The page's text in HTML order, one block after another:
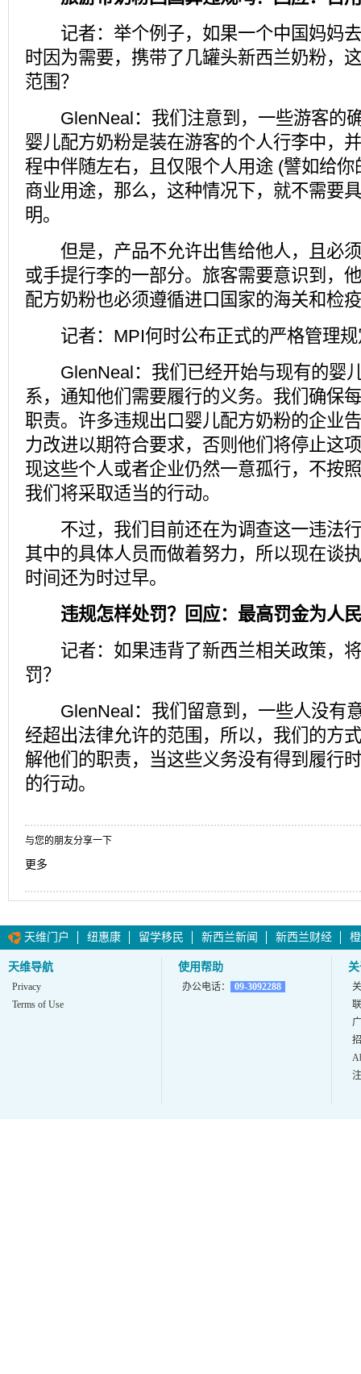
记者：举个例子，如果一个中国妈妈去
时因为需要，携带了几罐头新西兰奶粉，
范围？
GlenNeal：我们注意到，一些游客的
婴儿配方奶粉是装在游客的个人行李中，
程中伴随左右，且仅限个人用途 (譬如给
商业用途，那么，这种情况下，就不需要
明。
但是，产品不允许出售给他人，且必须
或手提行李的一部分。旅客需要意识到，
配方奶粉也必须遵循进口国家的海关和检
记者：MPI何时公布正式的严格管理规
GlenNeal：我们已经开始与现有的婴
系，通知他们需要履行的义务。我们确保
职责。许多违规出口婴儿配方奶粉的企业
力改进以期符合要求，否则他们将停止这
现这些个人或者企业仍然一意孤行，不按
我们将采取适当的行动。
不过，我们目前还在为调查这一违法行
其中的具体人员而做着努力，所以现在谈
时间还为时过早。
违规怎样处罚？回应：最高罚金为人
记者：如果违背了新西兰相关政策，将
罚？
GlenNeal：我们留意到，一些人没有
经超出法律允许的范围，所以，我们的方
解他们的职责，当这些义务没有得到履行
的行动。
与您的朋友分享一下
更多
天维门户 纽惠康 留学移民 新西兰新闻 新西兰财经
天维导航
Privacy
Terms of Use
使用帮助
办公电话： 09-3092288